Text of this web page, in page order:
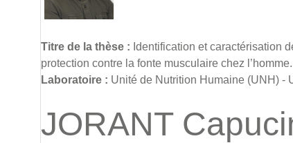
Titre de la thèse : Identification et caractérisation
protection contre la fonte musculaire chez l’homme.
Laboratoire : Unité de Nutrition Humaine (UNH) -
JORANT